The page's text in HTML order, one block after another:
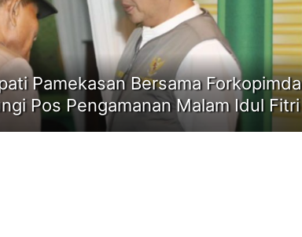
Pamekasan Bersama Forkopimda
Pos Pengamanan Malam Idul Fitri